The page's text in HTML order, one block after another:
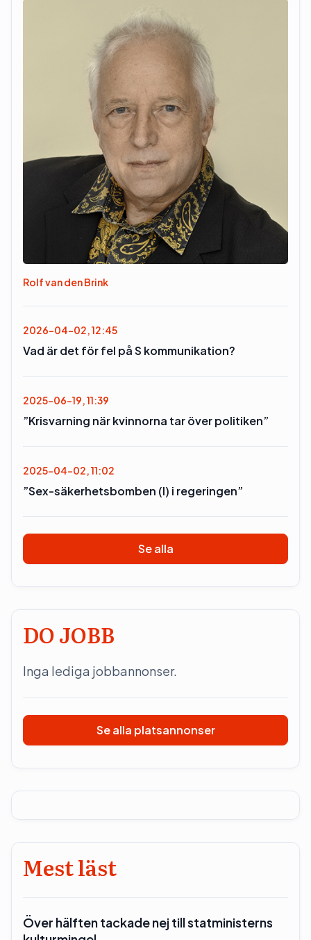
Rolf van den Brink
2026-04-02, 12:45
Vad är det för fel på S kommunikation?
2025-06-19, 11:39
”Krisvarning när kvinnorna tar över politiken”
2025-04-02, 11:02
”Sex-säkerhetsbomben (l) i regeringen”
Se alla
DO JOBB
Inga lediga jobbannonser.
Se alla platsannonser
Mest läst
Över hälften tackade nej till statministerns